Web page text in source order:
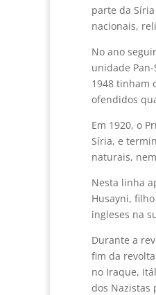
parte da
nacionais,
No ano
unidade
1948 tinham
ofendidos
Em 1920, o
Síria, e
naturais,
Nesta linha
Husayni,
ingleses na
Durante a
fim da
no Iraque,
dos Nazistas